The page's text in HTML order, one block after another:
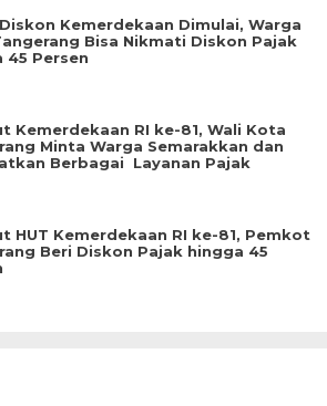
Kemerdekaan Dimulai, Warga
Bisa Nikmati Diskon Pajak
45 Persen
Kemerdekaan RI ke-81, Wali Kota
Minta Warga Semarakkan dan
Berbagai Layanan Pajak
HUT Kemerdekaan RI ke-81, Pemkot
Beri Diskon Pajak hingga 45